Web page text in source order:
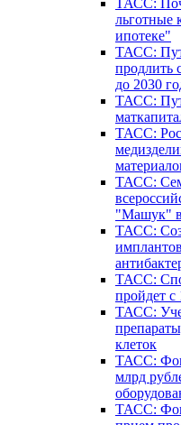
ТАСС:
льготные
ипотеке"
ТАСС:
продлить
до 2030
ТАСС:
ТАСС:
ТАСС:
"Машук" в
ТАСС:
ТАСС:
пройдет с
ТАСС:
клеток
ТАСС:
млрд
ТАСС: